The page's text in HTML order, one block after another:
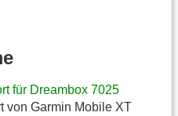
für Dreambox 7025
von Garmin Mobile XT